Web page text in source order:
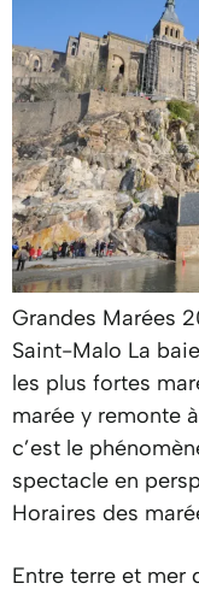
Grandes Marées
Saint-Malo La
les plus fortes
marée y remonte
c’est le
spectacle en
Horaires des
Entre terre et mer